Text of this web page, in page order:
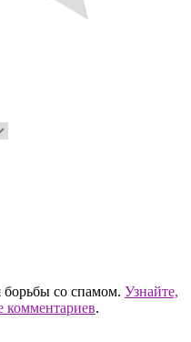
борьбы со спамом. Узнайте,
комментариев.